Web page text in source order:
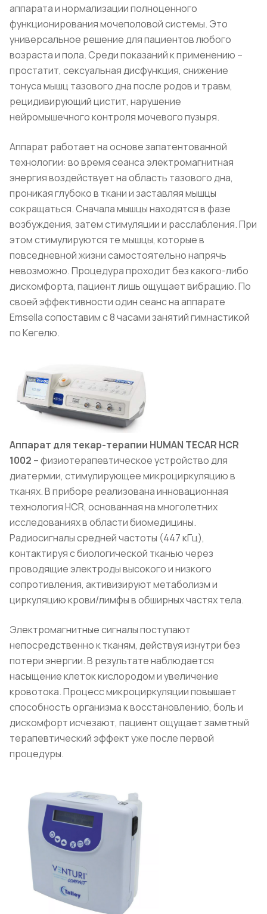
аппарата и нормализации полноценного
функционирования мочеполовой системы. Это
универсальное решение для пациентов любого
возраста и пола. Среди показаний к применению –
простатит, сексуальная дисфункция, снижение
тонуса мышц тазового дна после родов и травм,
рецидивирующий цистит, нарушение
нейромышечного контроля мочевого пузыря.
Аппарат работает на основе запатентованной
технологии: во время сеанса электромагнитная
энергия воздействует на область тазового дна,
проникая глубоко в ткани и заставляя мышцы
сокращаться. Сначала мышцы находятся в фазе
возбуждения, затем стимуляции и расслабления. При
этом стимулируются те мышцы, которые в
повседневной жизни самостоятельно напрячь
невозможно. Процедура проходит без какого-либо
дискомфорта, пациент лишь ощущает вибрацию. По
своей эффективности один сеанс на аппарате
Emsella сопоставим с 8 часами занятий гимнастикой
по Кегелю.
Аппарат для текар-терапии HUMAN TECAR HCR
1002 – физиотерапевтическое устройство для
диатермии, стимулирующее микроциркуляцию в
тканях. В приборе реализована инновационная
технология HCR, основанная на многолетних
исследованиях в области биомедицины.
Радиосигналы средней частоты (447 кГц),
контактируя с биологической тканью через
проводящие электроды высокого и низкого
сопротивления, активизируют метаболизм и
циркуляцию крови/лимфы в обширных частях тела.
Электромагнитные сигналы поступают
непосредственно к тканям, действуя изнутри без
потери энергии. В результате наблюдается
насыщение клеток кислородом и увеличение
кровотока. Процесс микроциркуляции повышает
способность организма к восстановлению, боль и
дискомфорт исчезают, пациент ощущает заметный
терапевтический эффект уже после первой
процедуры.